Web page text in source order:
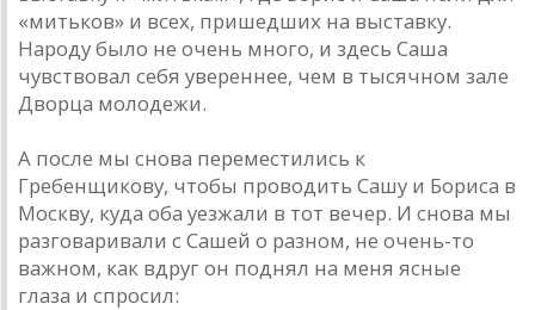
«митьков» и всех, пришедших на выставку.
Народу было не очень много, и здесь Саша
чувствовал себя увереннее, чем в тысячном зале
Дворца молодежи.
А после мы снова переместились к
Гребенщикову, чтобы проводить Сашу и Бориса в
Москву, куда оба уезжали в тот вечер. И снова мы
разговаривали с Сашей о разном, не очень-то
важном, как вдруг он поднял на меня ясные
глаза и спросил: